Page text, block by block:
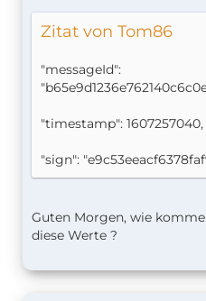
Zitat von Tom86
"messageId":
"timestamp": 1607257040,
"sign":
Guten Morgen, wie
diese Werte ?